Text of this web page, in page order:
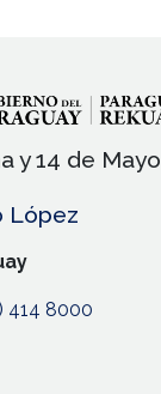
y 14 de Mayo
López
414 8000